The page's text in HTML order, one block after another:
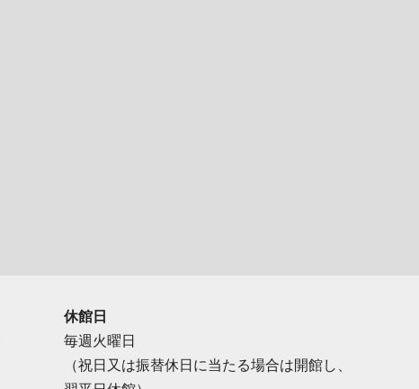
休館日
毎週火曜日
（祝日又は振替休日に当たる場合は開館し、